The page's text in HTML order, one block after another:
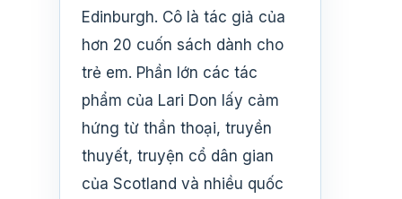
Edinburgh. Cô là tác giả của
hơn 20 cuốn sách dành cho
trẻ em. Phần lớn các tác
phẩm của Lari Don lấy cảm
hứng từ thần thoại, truyền
thuyết, truyện cổ dân gian
của Scotland và nhiều quốc